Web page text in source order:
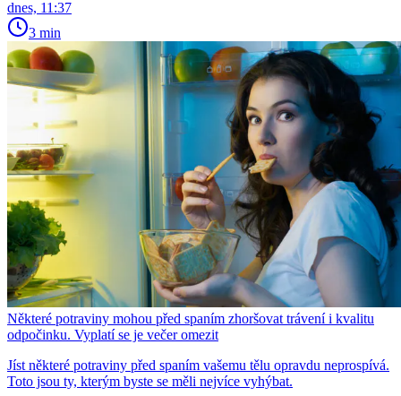
dnes, 11:37
3 min
Některé potraviny mohou před spaním zhoršovat trávení i kvalitu
odpočinku. Vyplatí se je večer omezit
Jíst některé potraviny před spaním vašemu tělu opravdu neprospívá.
Toto jsou ty, kterým byste se měli nejvíce vyhýbat.